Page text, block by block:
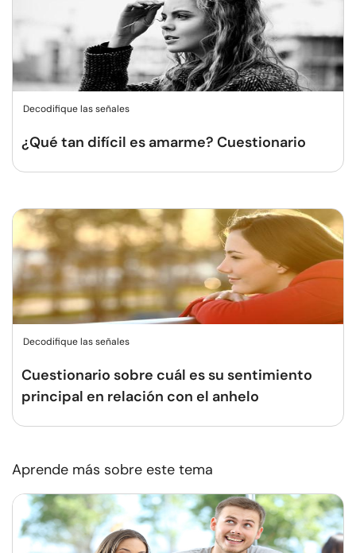
Decodifique las señales
¿Qué tan difícil es amarme? Cuestionario
Decodifique las señales
Cuestionario sobre cuál es su sentimiento
principal en relación con el anhelo
Aprende más sobre este tema